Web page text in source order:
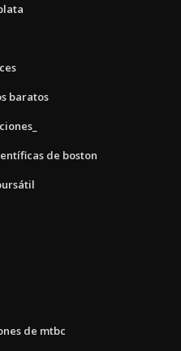
baratos
de boston
de mtbc